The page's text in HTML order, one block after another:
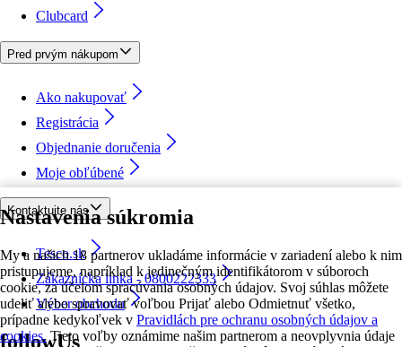
Nastavenia súkromia
My a našich 18 partnerov ukladáme informácie v zariadení alebo k nim
pristupujeme, napríklad k jedinečným identifikátorom v súboroch
cookie, za účelom spracúvania osobných údajov. Svoj súhlas môžete
udeliť alebo spravovať voľbou Prijať alebo Odmietnuť všetko,
prípadne kedykoľvek v Pravidlách pre ochranu osobných údajov a
cookies. Tieto voľby oznámime našim partnerom a neovplyvnia údaje
Clubcard
Pred prvým nákupom
Ako nakupovať
Registrácia
Objednanie doručenia
Moje obľúbené
Kontaktujte nás
Tesco.sk
Zákaznícka linka - 0800222333
Výber obchodu
followUs